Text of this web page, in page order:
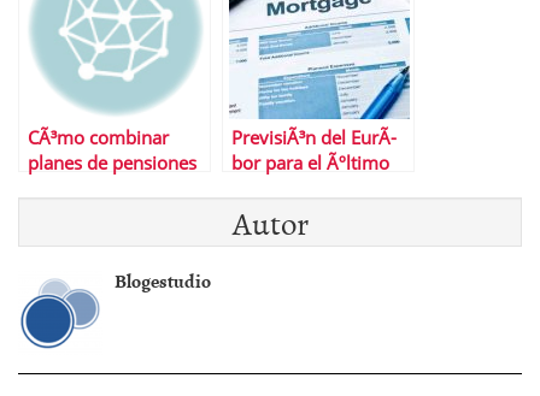
CÃ³mo combinar
planes de pensiones
PrevisiÃ³n del EurÃ­
bor para el Ãºltimo
Autor
Blogestudio